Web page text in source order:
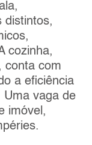
distintos,
cozinha,
conta com
a eficiência
Uma vaga de
imóvel,